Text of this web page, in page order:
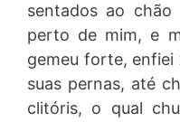
sentados ao chão
perto de mim, e
gemeu forte, enfiei
suas pernas, até
clitóris, o qual